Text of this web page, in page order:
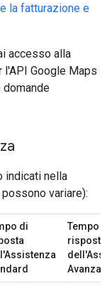
la fatturazione e
accesso alla
Google Maps
indicati nella
variare):
di
Tempo di
risposta
Avanzata